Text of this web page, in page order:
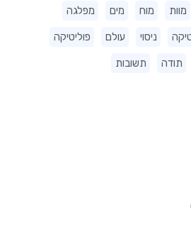
מוות מוח מים מפלגה
ניסוי עולם פוליטיקה
תודה תשובות